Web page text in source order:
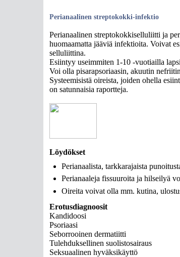
Perianaalinen streptokokki-infektio
Perianaalinen streptokokkiselluliitti ja
huomaamatta jääviä infektioita. Voivat
selluliittina.
Esiintyy useimmiten 1-10 -vuotiailla
Voi olla pisarapsoriaasin, akuutin
Systeemisistä oireista, joiden ohella
on satunnaisia raportteja.
Löydökset
Perianaalista, tarkkarajaista
Perianaaleja fissuuroita ja hilseilyä
Oireita voivat olla mm. kutina,
Erotusdiagnoosit
Kandidoosi
Psoriaasi
Seborrooinen dermatiitti
Tulehduksellinen suolistosairaus
Seksuaalinen hyväksikäyttö